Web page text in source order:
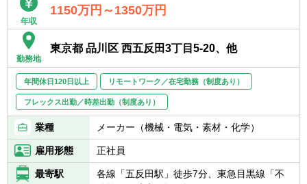
＜以下のような方をお待ちしています＞
・主体性をもって、積極的且つ柔軟に業務に
取り組む姿勢のある方
・曖昧かつ不確実な環境の中でも、指示を待
つことなく、自ら考え行動し結果を出せる方
・未経験の事柄にも向上心をもって取り組む
姿勢のある方
の資料作成を支援する
る。
● 経理・販売管理部門・他部門との連携およ
びプロセス構築:
・経理部門・販売管理部門と密接に連携
し、実績データの早期把握、会計方針の確
認、予実分析の効率化を図る。
・営業・開発・導入・コンサルティング等
の他部門と連携し、予実分析の結果の共有を
タイムリーに実施し、事業計画の進捗把握及
年収
1150万円～1350万円
勤務地
東京都 品川区 西五反田3丁目5-20、他
年間休日120日以上 リモートワーク／在宅勤務（制度あり）
フレックス出勤／時差出勤（制度あり）
業種 メーカー（機械・電気・素材・化学）
雇用形態 正社員
最寄駅
各線「五反田駅」徒歩7分、東急目黒線「不